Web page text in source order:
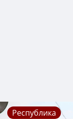
Республика